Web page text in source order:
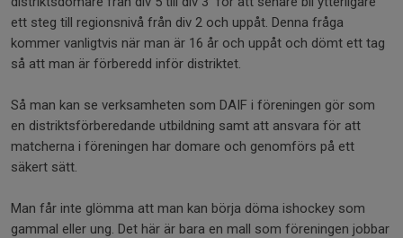
ett steg till regionsnivå från div 2 och uppåt. Denna fråga
kommer vanligtvis när man är 16 år och uppåt och dömt ett tag
så att man är förberedd inför distriktet.
Så man kan se verksamheten som DAIF i föreningen gör som
en distriktsförberedande utbildning samt att ansvara för att
matcherna i föreningen har domare och genomförs på ett
säkert sätt.
Man får inte glömma att man kan börja döma ishockey som
gammal eller ung. Det här är bara en mall som föreningen jobbar